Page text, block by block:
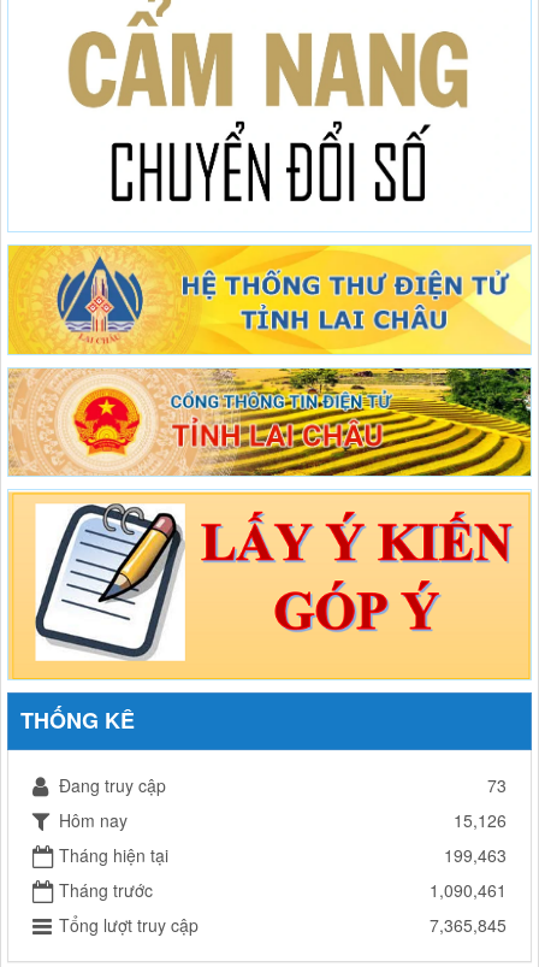
THỐNG KÊ
Đang truy cập
73
Hôm nay
15,126
Tháng hiện tại
199,463
Tháng trước
1,090,461
Tổng lượt truy cập
7,365,845